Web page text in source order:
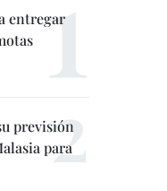
entregar
previsión
para